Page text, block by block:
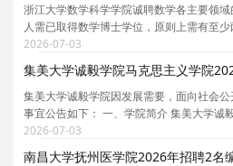
浙江大学数学科学学院诚聘数学各主要领
人需已取得数学博士学位，原则上需有至
教学方面均展现出卓越的成就与潜力。学院
一人一议；学校则根据职称与资质提供多种
2026-07-03
集美大学诚毅学院因发展需要，面向社会
事宜公告如下： 一、学院简介 集美大学诚
部批准设立，由集美大学与福建集美大学教
学院。学院坐落于福建厦门，校园占地面
2026-07-03
南昌大学抚州医学院2026年招聘2名